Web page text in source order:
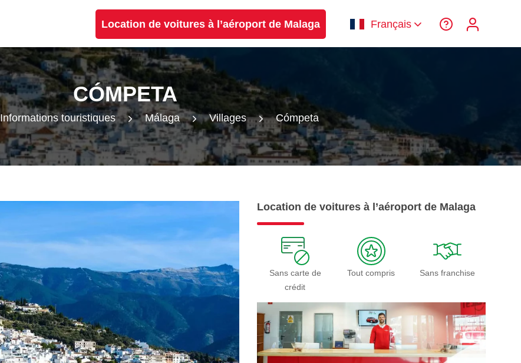
Location de voitures à l’aéroport de Malaga Français
CÓMPETA
Informations touristiques Málaga Villages Cómpeta
Location de voitures à l’aéroport de Malaga
Sans carte de
crédit
Tout compris Sans franchise